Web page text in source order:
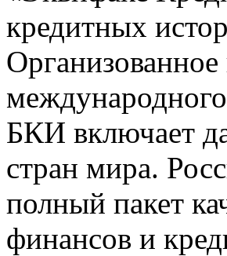
кредитных
БКИ включает
стран мира.
полный пакет
финансов и